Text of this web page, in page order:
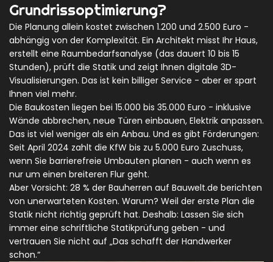
Grundrissoptimierung?
Die Planung allein kostet zwischen 1.200 und 2.500 Euro -
abhängig von der Komplexität. Ein Architekt misst Ihr Haus,
erstellt eine Raumbedarfsanalyse (das dauert 10 bis 15
Stunden), prüft die Statik und zeigt Ihnen digitale 3D-
Visualisierungen. Das ist kein billiger Service - aber er spart
Ihnen viel mehr.
Die Baukosten liegen bei 15.000 bis 35.000 Euro - inklusive
Wände abbrechen, neue Türen einbauen, Elektrik anpassen.
Das ist viel weniger als ein Anbau. Und es gibt Förderungen:
Seit April 2024 zahlt die KfW bis zu 5.000 Euro Zuschuss,
wenn Sie barrierefreie Umbauten planen - auch wenn es
nur um einen breiteren Flur geht.
Aber Vorsicht: 28 % der Bauherren auf Bauwelt.de berichten
von unerwarteten Kosten. Warum? Weil der erste Plan die
Statik nicht richtig geprüft hat. Deshalb: Lassen Sie sich
immer eine schriftliche Statikprüfung geben - und
vertrauen Sie nicht auf „Das schafft der Handwerker
schon.“